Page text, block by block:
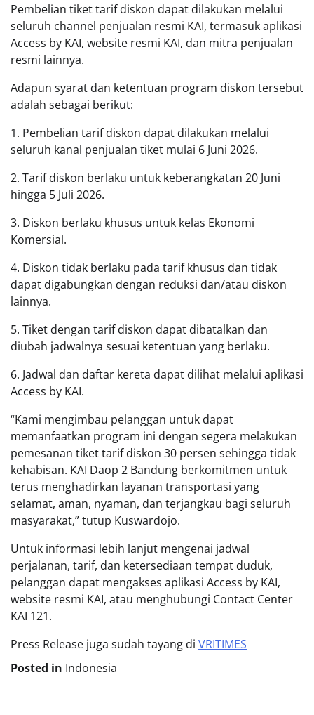
Pembelian tiket tarif diskon dapat dilakukan melalui
seluruh channel penjualan resmi KAI, termasuk aplikasi
Access by KAI, website resmi KAI, dan mitra penjualan
resmi lainnya.
Adapun syarat dan ketentuan program diskon tersebut
adalah sebagai berikut:
1. Pembelian tarif diskon dapat dilakukan melalui
seluruh kanal penjualan tiket mulai 6 Juni 2026.
2. Tarif diskon berlaku untuk keberangkatan 20 Juni
hingga 5 Juli 2026.
3. Diskon berlaku khusus untuk kelas Ekonomi
Komersial.
4. Diskon tidak berlaku pada tarif khusus dan tidak
dapat digabungkan dengan reduksi dan/atau diskon
lainnya.
5. Tiket dengan tarif diskon dapat dibatalkan dan
diubah jadwalnya sesuai ketentuan yang berlaku.
6. Jadwal dan daftar kereta dapat dilihat melalui aplikasi
Access by KAI.
“Kami mengimbau pelanggan untuk dapat
memanfaatkan program ini dengan segera melakukan
pemesanan tiket tarif diskon 30 persen sehingga tidak
kehabisan. KAI Daop 2 Bandung berkomitmen untuk
terus menghadirkan layanan transportasi yang
selamat, aman, nyaman, dan terjangkau bagi seluruh
masyarakat,” tutup Kuswardojo.
Untuk informasi lebih lanjut mengenai jadwal
perjalanan, tarif, dan ketersediaan tempat duduk,
pelanggan dapat mengakses aplikasi Access by KAI,
website resmi KAI, atau menghubungi Contact Center
KAI 121.
Press Release juga sudah tayang di VRITIMES
Posted in Indonesia